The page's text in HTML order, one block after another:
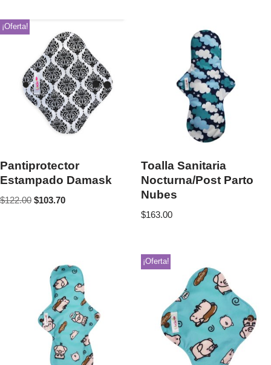
¡Oferta!
Pantiprotector
Estampado Damask
$122.00 $103.70
Toalla Sanitaria
Nocturna/Post Parto
Nubes
$163.00
¡Oferta!